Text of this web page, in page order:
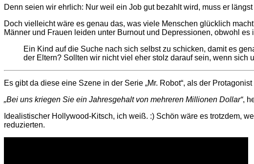
Denn seien wir ehrlich: Nur weil ein Job gut bezahlt wird, muss er
Doch vielleicht wäre es genau das, was viele Menschen glücklich
Männer und Frauen leiden unter Burnout und Depressionen, obwohl
Ein Kind auf die Suche nach sich selbst zu schicken, damit es
der Eltern? Sollten wir nicht viel eher stolz darauf sein, wenn
Es gibt da diese eine Szene in der Serie „Mr. Robot“, als der
„Bei uns kriegen Sie ein Jahresgehalt von mehreren Millionen Dollar“,
Idealistischer Hollywood-Kitsch, ich weiß. :) Schön wäre es trotzdem,
reduzierten.